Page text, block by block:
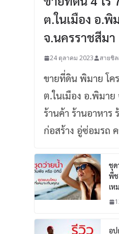
ต.ในเมือง อ.พิ
จ.นครราชสีมา
24 ตุลาคม 2023 สายชิ
ขายที่ดิน พิมาย โค
ต.ในเมือง อ.พิมาย
ร้านค้า ร้านอาหาร
ก่อสร้าง อู่ซ่อมรถ
ชุด
พีช
เ
อุป